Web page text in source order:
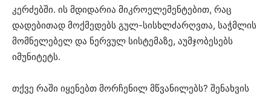
კერძებში. ის მდიდარია მიკროელემენტებით, რაც
დადებითად მოქმედებს გულ-სისხლძარღვთა, საჭმლის
მომნელებელ და ნერვულ სისტემაზე, აუმჯობესებს
იმუნიტეტს.
თქვე რაში იყენებთ მორჩენილ მწვანილებს? შენახვის